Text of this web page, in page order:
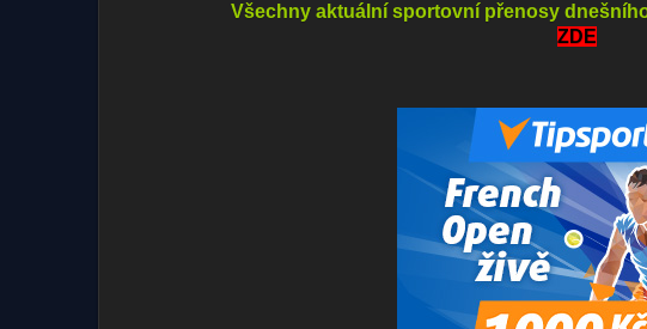
Všechny aktuální sportovní přenosy
ZDE